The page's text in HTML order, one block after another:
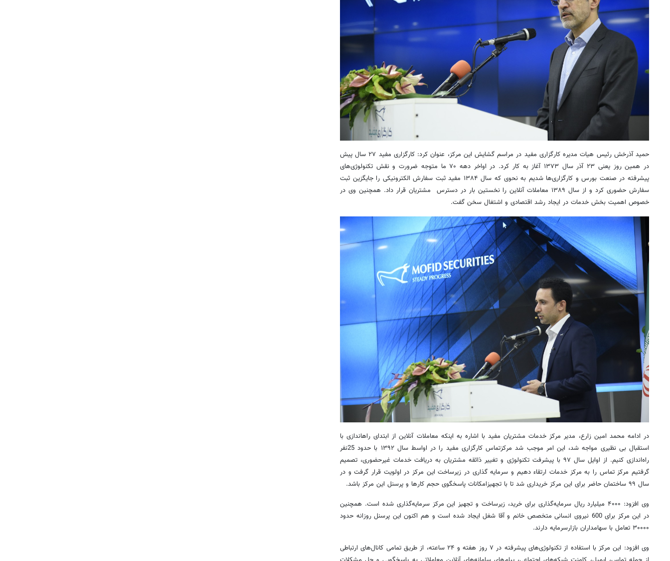
حمید آذرخش رئیس هیات مدیره کارگزاری مفید در مراسم گشایش این مرکز، عنوان کرد: کارگزاری مفید ۲۷ سال پیش
در همین روز یعنی ۲۳ آذر سال ۱۳۷۳ آغاز به کار کرد. در اواخر دهه ۷۰ ما متوجه ضرورت و نقش تکنولوژی‌های
پیشرفته در صنعت بورس و کارگزاری‌ها شدیم به نحوی که سال ۱۳۸۴ مفید ثبت سفارش الکترونیکی را جایگزین ثبت
سفارش حضوری کرد و از سال ۱۳۸۹ معاملات آنلاین را نخستین بار در دسترس مشتریان قرار داد. همچنین وی در
خصوص اهمیت بخش خدمات در ایجاد رشد اقتصادی و اشتغال سخن گفت.
در ادامه محمد امین زارع، مدیر مرکز خدمات مشتریان مفید با اشاره به اینکه معاملات آنلاین از ابتدای راه­اندازی با
استقبال بی نظیری مواجه شد، این امر موجب شد مرکزتماس کارگزاری مفید را در اواسط سال ۱۳۹۲ با حدود 25نفر
راه‌اندازی کنیم. از اوایل سال ۹۷ با پیشرفت تکنولوژی و تغییر ذائقه مشتریان به دریافت خدمات غیرحضوری، تصمیم
گرفتیم مرکز تماس را به مرکز خدمات ارتقاء دهیم و سرمایه گذاری در زیرساخت این مرکز در اولویت قرار گرفت و در
سال ۹۹ ساختمان حاضر برای این مرکز خریداری شد تا با تجهیزامکانات پاسخگوی حجم کارها و پرسنل این مرکز باشد.
وی افزود: ۴۰۰۰ میلیارد ریال سرمایه‌گذاری برای خرید، زیرساخت‌ و تجهیز این مرکز سرمایه‌گذاری شده است. همچنین
در این مرکز برای 600 نیروی انسانی متخصص خانم و آقا شغل ایجاد شده است و هم ­­اکنون این پرسنل روزانه حدود
۳۰۰۰۰ تعامل با سهامداران بازارسرمایه دارند.
وی افزود: این مرکز با
استفاده از تکنولوژی‌های پیشرفته در ۷ روز هفته و ۲۴ ساعته، از طریق تمامی کانال‌های ارتباطی